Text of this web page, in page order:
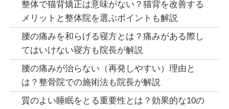
整体で猫背矯正は意味がない？猫背を改善する
メリットと整体院を選ぶポイントも解説
腰の痛みを和らげる寝方とは？痛みがある際し
てはいけない寝方も院長が解説
腰の痛みが治らない（再発しやすい）理由と
は？整骨院での施術法も院長が解説
質のよい睡眠をとる重要性とは？効果的な10の